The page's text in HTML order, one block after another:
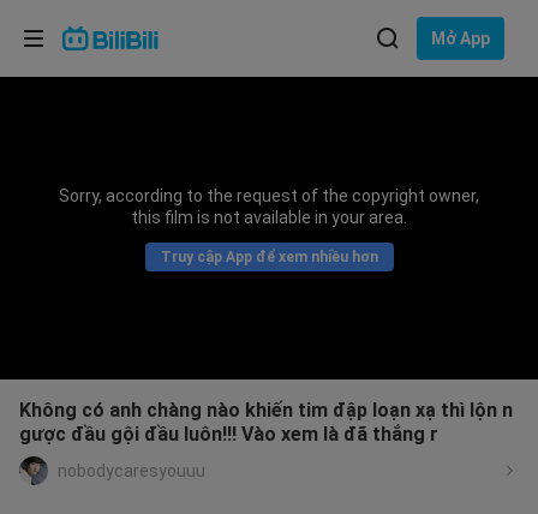
Mở App
Sorry, according to the request of the copyright owner,
this film is not available in your area.
Truy cập App để xem nhiều hơn
Không có anh chàng nào khiến tim đập loạn xạ thì lộn n
gược đầu gội đầu luôn!!! Vào xem là đã thắng r
nobodycaresyouuu
Lựa chọn ngôn ngữ
Bahasa Indonesia